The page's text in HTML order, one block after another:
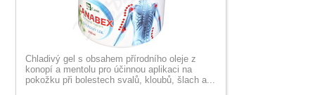
Chladivý gel s obsahem přírodního oleje z
konopí a mentolu pro účinnou aplikaci na
pokožku při bolestech svalů, kloubů, šlach a...